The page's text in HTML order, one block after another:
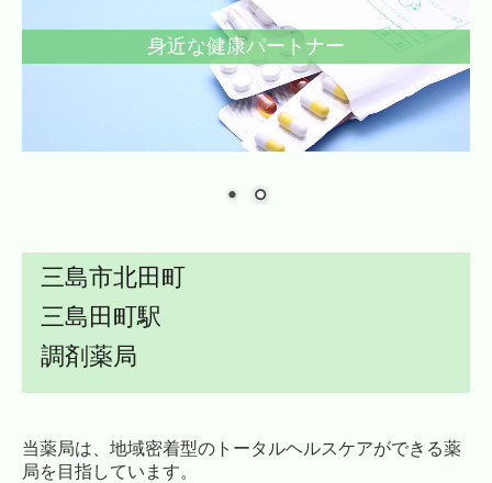
提供する医療サービス
身近な健康パートナー
三島市北田町
三島田町駅
調剤薬局
当薬局は、地域密着型のトータルヘルスケアができる薬
局を目指しています。